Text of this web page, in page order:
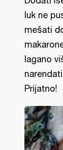
luk ne
mešati
lagano
Prijatno!